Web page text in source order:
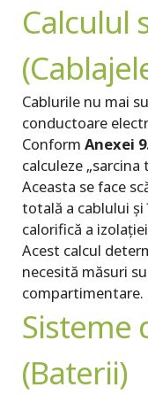
Calculul
Cablurile nu mai
conductoare
Conform Anexei
calculeze „sarcina
Aceasta se face
totală a cablului
calorifică a
Acest calcul
necesită măsuri
compartimentare.
Sisteme
(Baterii)